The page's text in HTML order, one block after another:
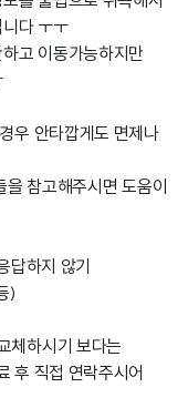
다 ㅜㅜ
고 이동가능하지만
우 안타깝게도 면제나
참고해주시면 도움이
하지 않기
)
체하시기 보다는
후 직접 연락주시어